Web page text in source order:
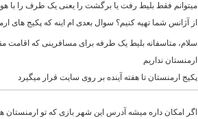
میتوانم فقط بلیط رفت یا برگشت را یعنی یک طرف را با
از آژانس شما تهیه کنیم؟ سوال بعدی ام اینه که پکیج
سلام، متاسفانه بلیط یک طرفه برای مسافرینی که اقامت
ارمنستان نداریم
پکیج ارمنستان تا هفته آینده بر روی سایت قرار میگیرد
اگر امکان داره میشه آدرس این شهر بازی که تو